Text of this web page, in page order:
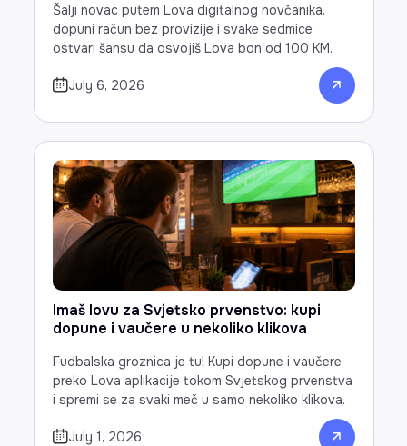
Šalji novac putem Lova digitalnog novčanika,
dopuni račun bez provizije i svake sedmice
ostvari šansu da osvojiš Lova bon od 100 KM.
July 6, 2026
Imaš lovu za Svjetsko prvenstvo: kupi
dopune i vaučere u nekoliko klikova
Fudbalska groznica je tu! Kupi dopune i vaučere
preko Lova aplikacije tokom Svjetskog prvenstva
i spremi se za svaki meč u samo nekoliko klikova.
July 1, 2026